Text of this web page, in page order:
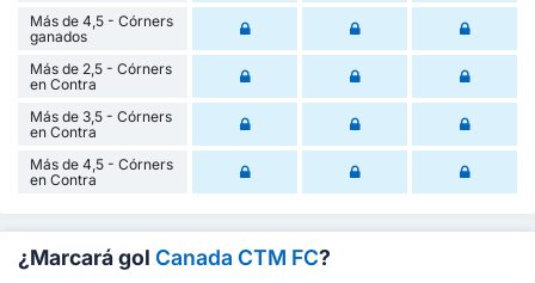
Más de 4,5 - Córners
ganados
Más de 2,5 - Córners
en Contra
Más de 3,5 - Córners
en Contra
Más de 4,5 - Córners
en Contra
¿Marcará gol Canada CTM FC?